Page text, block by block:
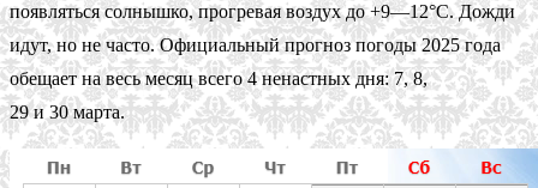
появляться солнышко, прогревая воздух до +9—12°С. Дожди
идут, но не часто. Официальный прогноз погоды 2025 года
обещает на весь месяц всего 4 ненастных дня: 7, 8,
29 и 30 марта.